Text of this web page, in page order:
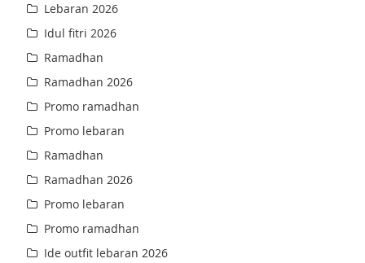
Lebaran 2026
Idul fitri 2026
Ramadhan
Ramadhan 2026
Promo ramadhan
Promo lebaran
Ramadhan
Ramadhan 2026
Promo lebaran
Promo ramadhan
Ide outfit lebaran 2026